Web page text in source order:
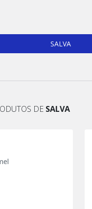
SALVA
DE SALVA